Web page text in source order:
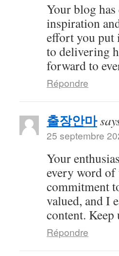
Your blog
inspiration
effort you put
to delivering
forward to
Répondre
출장안마
25 septembre
Your
every word of
commitment
valued, and I
content.
Répondre